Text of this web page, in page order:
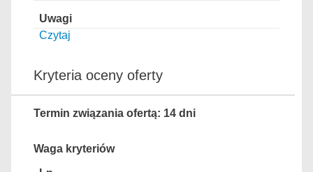
Czytaj
Kryteria oceny oferty
Termin związania ofertą: 14 dni
Waga kryteriów